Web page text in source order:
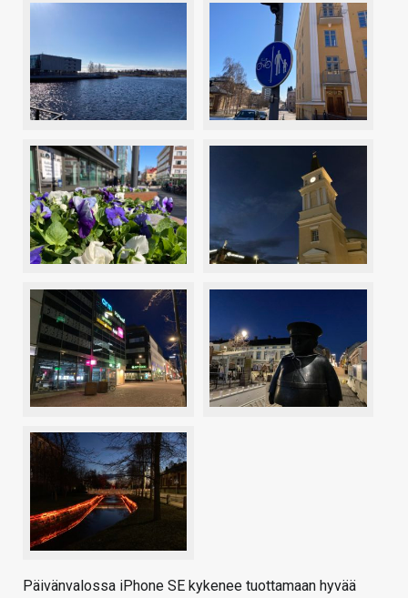
Päivänvalossa iPhone SE kykenee tuottamaan hyvää